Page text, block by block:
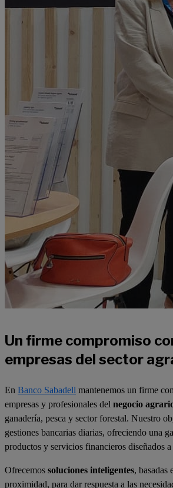
Un firme compromiso
empresas del sector
En Banco Sabadell mantenemos un firme
empresas y profesionales del negocio
ganadería, pesca y sector forestal. Nuestro
gestiones bancarias diarias, ofreciendo una
productos y servicios financieros diseñados
Ofrecemos soluciones inteligentes, basadas
proximidad, para dar respuesta a las